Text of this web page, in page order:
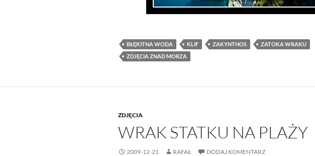
BŁĘKITNA WODA KLIF ZAKYNTHOS
ZATOKA WRAKU
ZDJĘCIA ZNAD MORZA
ZDJĘCIA
WRAK STATKU NA PLAŻY
2009-12-21 RAFAŁ DODAJ KOMENTARZ